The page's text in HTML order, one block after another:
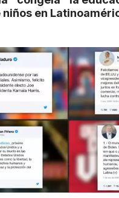
en